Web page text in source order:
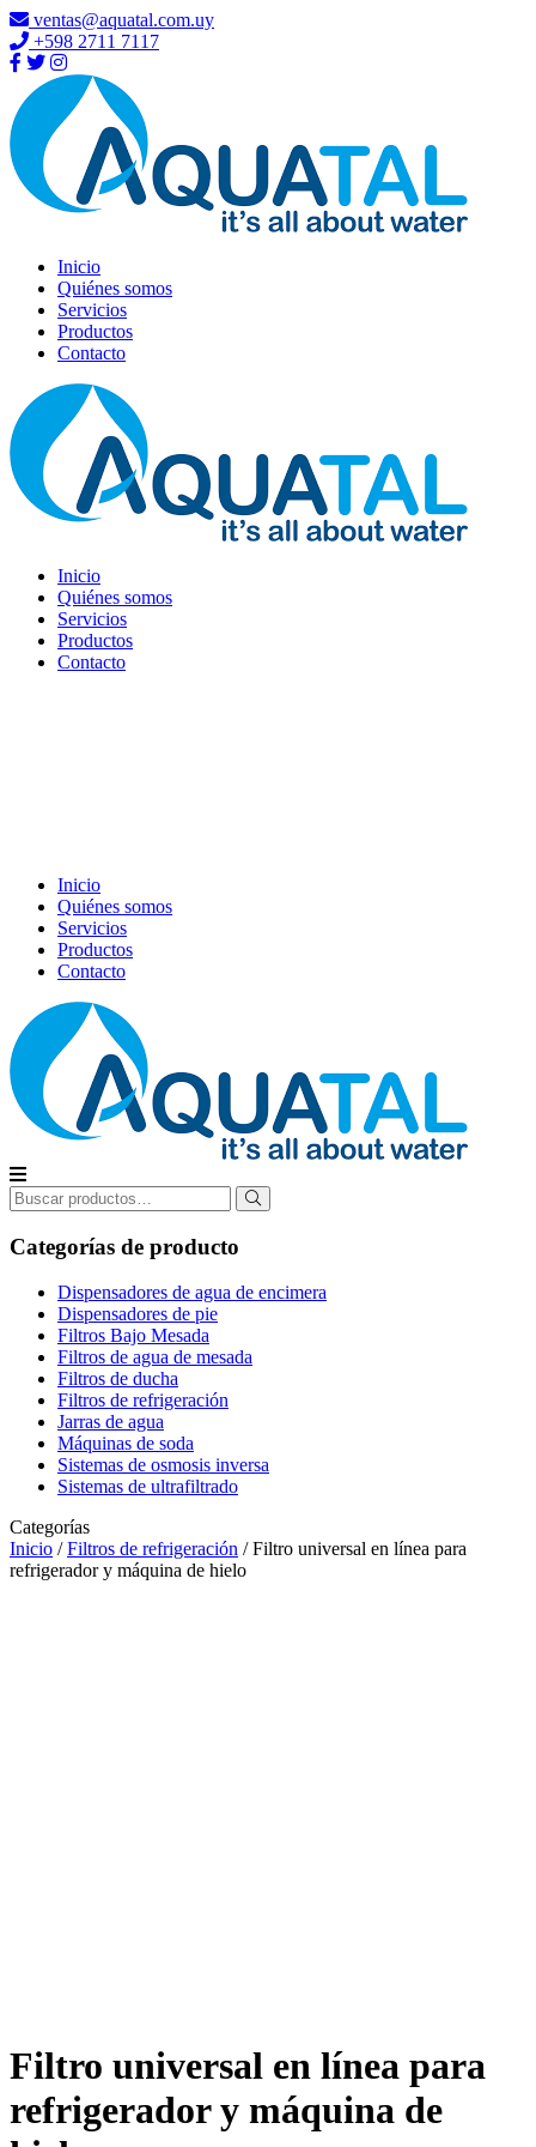
ventas@aquatal.com.uy
+598 2711 7117
Inicio
Quiénes somos
Servicios
Productos
Contacto
Inicio
Quiénes somos
Servicios
Productos
Contacto
Inicio
Quiénes somos
Servicios
Productos
Contacto
Buscar
por:
Categorías de producto
Dispensadores de agua de encimera
Dispensadores de pie
Filtros Bajo Mesada
Filtros de agua de mesada
Filtros de ducha
Filtros de refrigeración
Jarras de agua
Máquinas de soda
Sistemas de osmosis inversa
Sistemas de ultrafiltrado
Categorías
Inicio /Filtros de refrigeración / Filtro universal en línea para
refrigerador y máquina de hielo
Filtro universal en línea para
refrigerador y máquina de